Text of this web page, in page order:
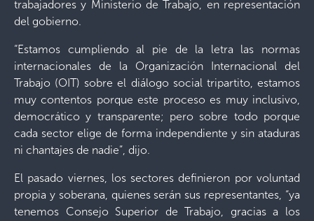
trabajadores y Ministerio de Trabajo, en representación
del gobierno.
“Estamos cumpliendo al pie de la letra las normas
internacionales de la Organización Internacional del
Trabajo (OIT) sobre el diálogo social tripartito, estamos
muy contentos porque este proceso es muy inclusivo,
democrático y transparente; pero sobre todo porque
cada sector elige de forma independiente y sin ataduras
ni chantajes de nadie”, dijo.
El pasado viernes, los sectores definieron por voluntad
propia y soberana, quienes serán sus representantes, “ya
tenemos Consejo Superior de Trabajo, gracias a los